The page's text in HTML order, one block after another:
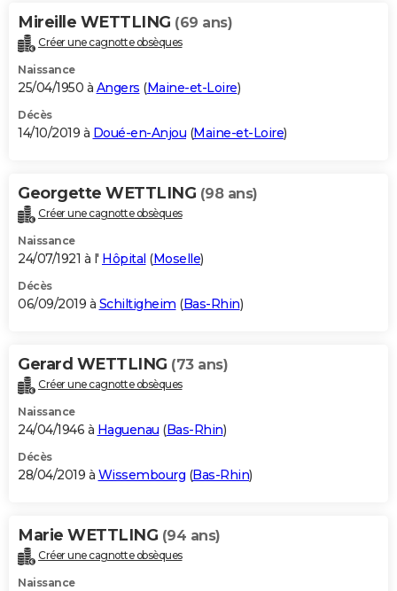
Mireille WETTLING (69 ans)
Créer une cagnotte obsèques
Naissance
25/04/1950 à Angers (Maine-et-Loire)
Décès
14/10/2019 à Doué-en-Anjou (Maine-et-Loire)
Georgette WETTLING (98 ans)
Créer une cagnotte obsèques
Naissance
24/07/1921 à l' Hôpital (Moselle)
Décès
06/09/2019 à Schiltigheim (Bas-Rhin)
Gerard WETTLING (73 ans)
Créer une cagnotte obsèques
Naissance
24/04/1946 à Haguenau (Bas-Rhin)
Décès
28/04/2019 à Wissembourg (Bas-Rhin)
Marie WETTLING (94 ans)
Créer une cagnotte obsèques
Naissance